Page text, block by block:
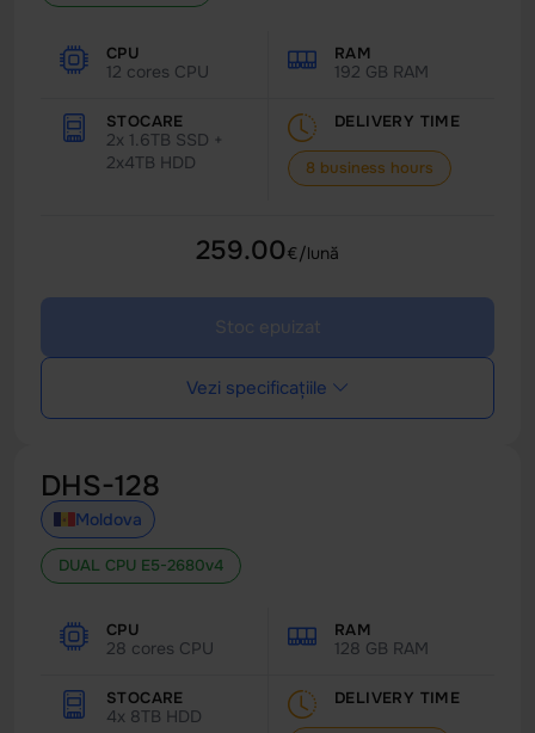
CPU
12 cores CPU
RAM
192 GB RAM
STOCARE
2x 1.6TB SSD +
2x4TB HDD
DELIVERY TIME
8 business hours
259.00€/lună
Stoc epuizat
Vezi specificațiile
DHS-128
Moldova
DUAL CPU E5-2680v4
CPU
28 cores CPU
RAM
128 GB RAM
STOCARE
4x 8TB HDD
DELIVERY TIME